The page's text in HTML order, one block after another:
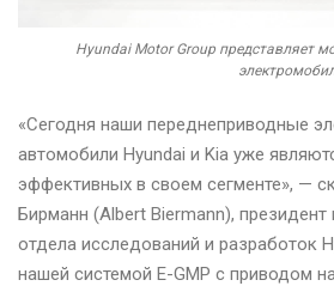
Hyundai Motor Group представляет
«Сегодня наши переднеприводные
автомобили Hyundai и Kia уже
эффективных в своем сегменте», —
Бирманн (Albert Biermann), президент
отдела исследований и разработок
нашей системой E-GMP с приводом